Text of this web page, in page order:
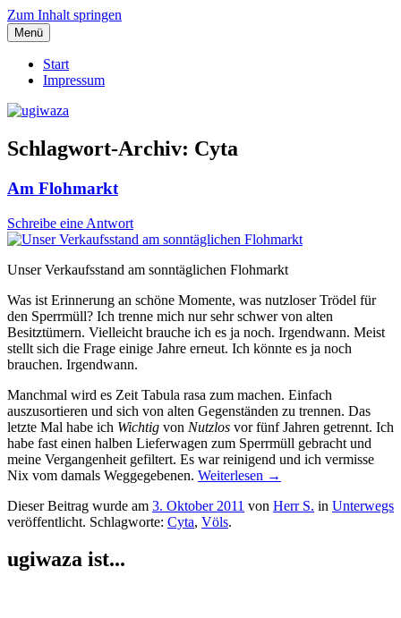
Zum Inhalt springen
ugiwaza
Menü
Start
Impressum
Schlagwort-Archiv: Cyta
Am Flohmarkt
Schreibe eine Antwort
Unser Verkaufsstand am sonntäglichen Flohmarkt
Was ist Erinnerung an schöne Momente, was nutzloser Trödel für
den Sperrmüll? Ich trenne mich nur sehr schwer von alten
Besitztümern. Vielleicht brauche ich es ja noch. Irgendwann. Meist
stellt sich die Frage einige Jahre erneut. Ich könnte es ja noch
brauchen. Irgendwann.
Manchmal wird es Zeit Tabula rasa zum machen. Einfach
auszusortieren und sich von alten Gegenständen zu trennen. Das
letzte Mal habe ich Wichtig von Nutzlos vor fünf Jahren getrennt. Ich
habe fast einen halben Lieferwagen zum Sperrmüll gebracht und
meine Vergangenheit gefiltert. Es war reinigend und ich vermisse
Nix vom damals Weggegebenen. Weiterlesen →
Dieser Beitrag wurde am 3. Oktober 2011 von Herr S. in Unterwegs
veröffentlicht. Schlagworte: Cyta, Völs.
ugiwaza ist...